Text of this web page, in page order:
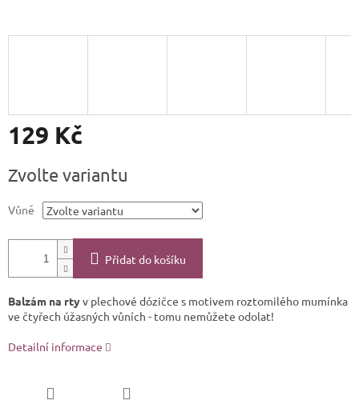
129 Kč
cena:
Zvolte variantu
Vůně
Přidat do košíku
Balzám na rtyv plechové dózičce s motivem roztomilého mumínka
ve čtyřech úžasných vůních - tomu nemůžete odolat!
Detailní informace